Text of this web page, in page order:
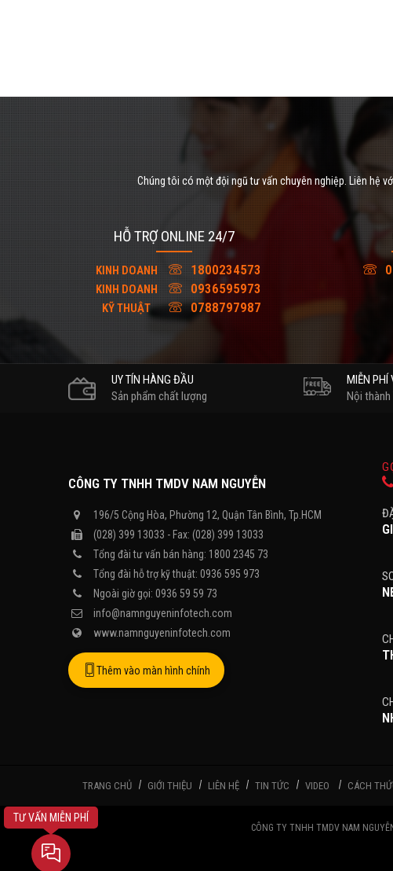
Chúng tôi có một đội ngũ tư vấn chuyên nghiệp. Liên hệ
HỖ TRỢ ONLINE 24/7
KINH DOANH 1800234573
KINH DOANH 0936595973
KỸ THUẬT 0788797987
UY TÍN HÀNG ĐẦU
Sản phẩm chất lượng
MIỄN PHÍ
Nội thành
CÔNG TY TNHH TMDV NAM NGUYỄN
196/5 Cộng Hòa, Phường 12, Quận Tân Bình, Tp.HCM
(028) 399 13033 - Fax: (028) 399 13033
Tổng đài tư vấn bán hàng: 1800 2345 73
Tổng đài hỗ trợ kỹ thuật: 0936 595 973
Ngoài giờ gọi: 0936 59 59 73
info@namnguyeninfotech.com
www.namnguyeninfotech.com
Thêm vào màn hình chính
TRANG CHỦ GIỚI THIỆU LIÊN HỆ TIN TỨC VIDEO CÁCH
CÔNG TY TNHH TMDV NAM
TƯ VẤN MIỄN PHÍ